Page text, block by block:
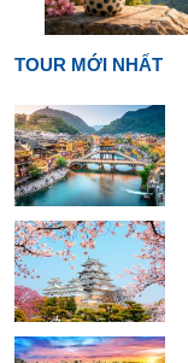
TOUR MỚI NHẤT